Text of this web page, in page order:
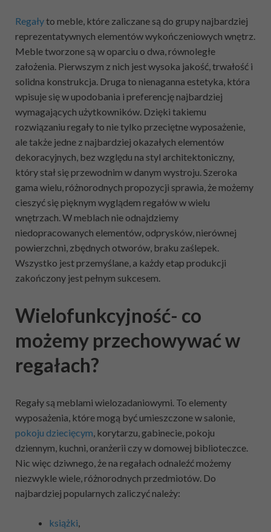
Regałyto meble, które zaliczane są do grupy najbardziej
reprezentatywnych elementów wykończeniowych wnętrz.
Meble tworzone są w oparciu o dwa, równoległe
założenia. Pierwszym z nich jest wysoka jakość, trwałość i
solidna konstrukcja. Druga to nienaganna estetyka, która
wpisuje się w upodobania i preferencję najbardziej
wymagających użytkowników. Dzięki takiemu
rozwiązaniu regały to nie tylko przeciętne wyposażenie,
ale także jedne z najbardziej okazałych elementów
dekoracyjnych, bez względu na styl architektoniczny,
który stał się przewodnim w danym wystroju. Szeroka
gama wielu, różnorodnych propozycji sprawia, że możemy
cieszyć się pięknym wyglądem regałów w wielu
wnętrzach. W meblach nie odnajdziemy
niedopracowanych elementów, odprysków, nierównej
powierzchni, zbędnych otworów, braku zaślepek.
Wszystko jest przemyślane, a każdy etap produkcji
zakończony jest pełnym sukcesem.
Wielofunkcyjność- co
możemy przechowywać w
regałach?
Regały są meblami wielozadaniowymi. To elementy
wyposażenia, które mogą być umieszczone w salonie,
pokoju dziecięcym , korytarzu, gabinecie, pokoju
dziennym, kuchni, oranżerii czy w domowej biblioteczce.
Nic więc dziwnego, że na regałach odnaleźć możemy
niezwykle wiele, różnorodnych przedmiotów. Do
najbardziej popularnych zaliczyć należy:
książki